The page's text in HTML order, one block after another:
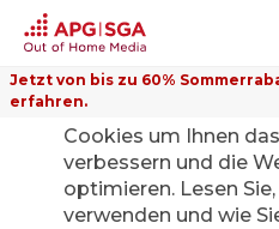
Jetzt von bis zu 60%
erfahren.
Zurück
Auf dieser Website
Cookies um Ihnen
verbessern und die
optimieren. Lesen
verwenden und wie